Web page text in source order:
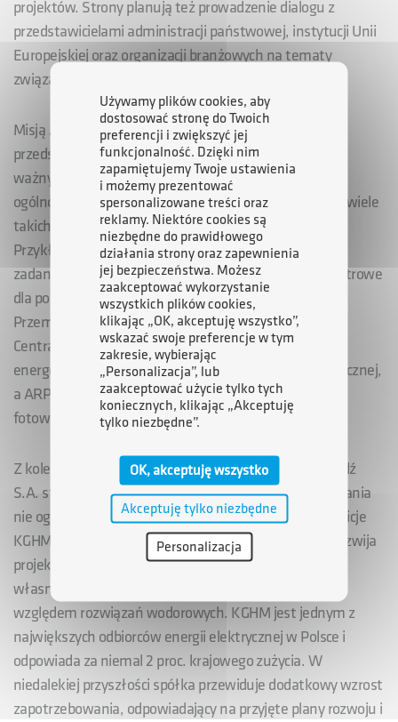
projektów. Strony planują też prowadzenie dialogu z
przedstawicielami administracji państwowej, instytucji Unii
Europejskiej oraz organizacji branżowych na tematy
związane z transformacją energetyczną.
Misją Agencji Rozwoju Przemysłu jest wspieranie
przedsiębiorstw w ich transformacji energetycznej. To
ważny element działalności Spółki, który ma wymiar
ogólnopolski. W portfelu spółek ARP S.A. znajduje się wiele
takich, które już teraz są liderami w swoich branżach.
Przykładem jest spółka Baltic Towers Sp. z o.o., której
zadaniem jest produkcja wież pod morskie turbiny wiatrowe
dla polskiego Offshore lub Świętokrzyska Grupa
Przemysłowa INDUSTRIA, która jest koordynatorem
Centralnej Doliny Wodorowej. Operator ARP buduje
energooszczędne budynki biurowe i użyteczności publicznej,
a ARP Energia odpowiada za budowę farm
fotowoltaicznych.
Z kolei transformacja energetyczna KGHM Polska Miedź
S.A. stanowi obecnie jeden z priorytetów spółki. Działania
nie ograniczają się jedynie do rynku fuzji i przejęć. Ambicje
KGHM sięgają znacznie dalej. Firma konsekwentnie rozwija
projekty elektrowni fotowoltaicznych i wiatrowych na
własnych gruntach, opracowuje również założenia
względem rozwiązań wodorowych. KGHM jest jednym z
największych odbiorców energii elektrycznej w Polsce i
odpowiada za niemal 2 proc. krajowego zużycia. W
niedalekiej przyszłości spółka przewiduje dodatkowy wzrost
zapotrzebowania, odpowiadający na przyjęte plany rozwoju i
Używamy plików cookies, aby
dostosować stronę do Twoich
preferencji i zwiększyć jej
funkcjonalność. Dzięki nim
zapamiętujemy Twoje ustawienia
i możemy prezentować
spersonalizowane treści oraz
reklamy. Niektóre cookies są
niezbędne do prawidłowego
działania strony oraz zapewnienia
jej bezpieczeństwa. Możesz
zaakceptować wykorzystanie
wszystkich plików cookies,
klikając „OK, akceptuję wszystko”,
wskazać swoje preferencje w tym
zakresie, wybierając
„Personalizacja”, lub
zaakceptować użycie tylko tych
koniecznych, klikając „Akceptuję
tylko niezbędne”.
OK, akceptuję wszystko
Akceptuję tylko niezbędne
Personalizacja